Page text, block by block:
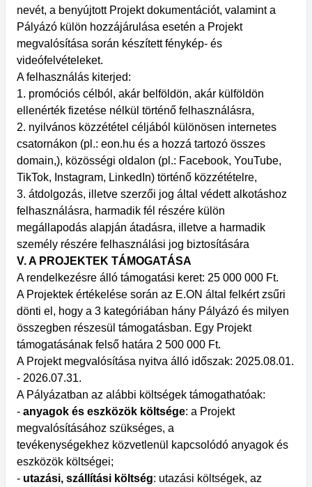
nevét, a benyújtott Projekt dokumentációt, valamint a
Pályázó külön hozzájárulása esetén a Projekt
megvalósítása során készített fénykép- és
videófelvételeket.
A felhasználás kiterjed:
1. promóciós célból, akár belföldön, akár külföldön
ellenérték fizetése nélkül történő felhasználásra,
2. nyilvános közzététel céljából különösen internetes
csatornákon (pl.: eon.hu és a hozzá tartozó összes
domain,), közösségi oldalon (pl.: Facebook, YouTube,
TikTok, Instagram, LinkedIn) történő közzétételre,
3. átdolgozás, illetve szerzői jog által védett alkotáshoz
felhasználásra, harmadik fél részére külön
megállapodás alapján átadásra, illetve a harmadik
személy részére felhasználási jog biztosítására
V. A PROJEKTEK TÁMOGATÁSA
A rendelkezésre álló támogatási keret: 25 000 000 Ft.
A Projektek értékelése során az E.ON által felkért zsűri
dönti el, hogy a 3 kategóriában hány Pályázó és milyen
összegben részesül támogatásban. Egy Projekt
támogatásának felső határa 2 500 000 Ft.
A Projekt megvalósítása nyitva álló időszak: 2025.08.01.
- 2026.07.31.
A Pályázatban az alábbi költségek támogathatóak:
- anyagok és eszközök költsége: a Projekt
megvalósításához szükséges, a
tevékenységekhez közvetlenül kapcsolódó anyagok és
eszközök költségei;
- utazási, szállítási költség: utazási költségek, az